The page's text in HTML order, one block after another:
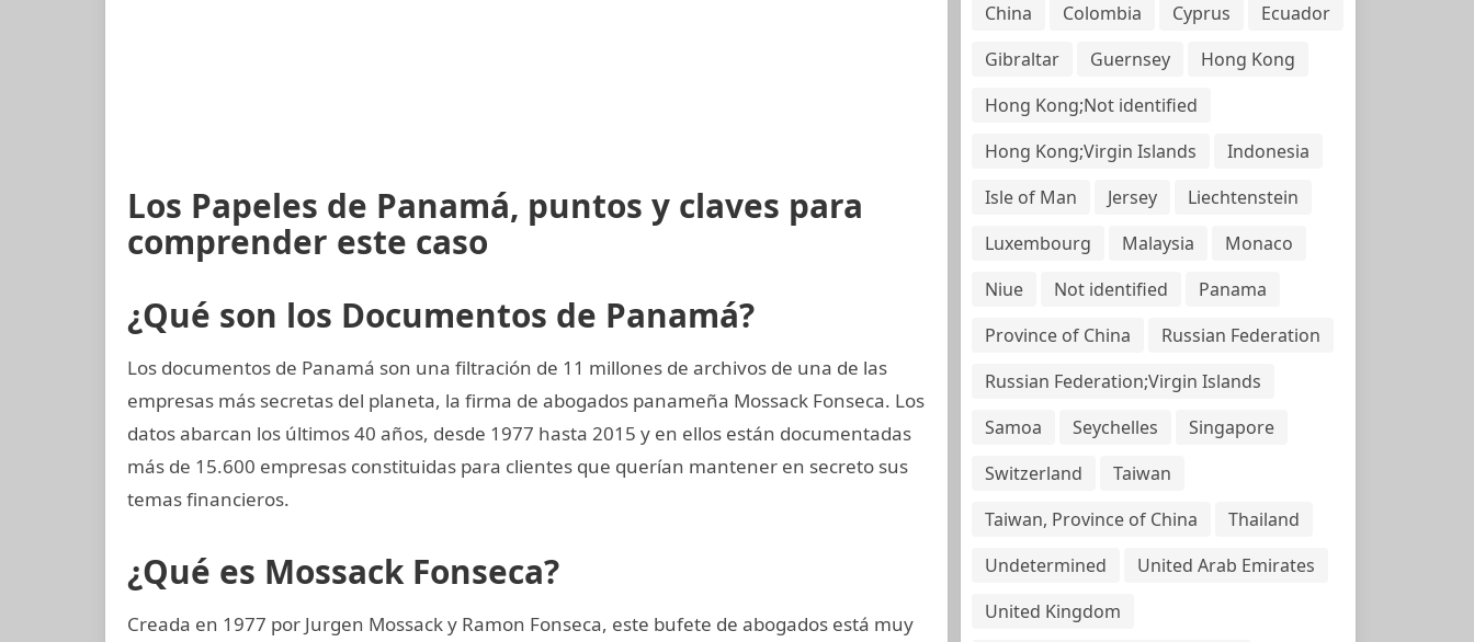
Los Papeles de Panamá, puntos y claves para
comprender este caso
¿Qué son los Documentos de Panamá?
Los documentos de Panamá son una filtración de 11 millones de archivos de una de las
empresas más secretas del planeta, la firma de abogados panameña Mossack Fonseca. Los
datos abarcan los últimos 40 años, desde 1977 hasta 2015 y en ellos están documentadas
más de 15.600 empresas constituidas para clientes que querían mantener en secreto sus
temas financieros.
¿Qué es Mossack Fonseca?
Creada en 1977 por Jurgen Mossack y Ramon Fonseca, este bufete de abogados está muy
China
Colombia Cyprus
Ecuador
Gibraltar
Guernsey
Hong Kong
Hong Kong;Not identified
Hong Kong;Virgin Islands
Indonesia
Isle of Man
Jersey
Liechtenstein
Luxembourg
Malaysia
Monaco
Niue
Not identified
Panama
Province of China
Russian Federation
Russian Federation;Virgin Islands
Samoa
Seychelles
Singapore
Switzerland
Taiwan
Taiwan, Province of China
Thailand
Undetermined
United Arab Emirates
United Kingdom